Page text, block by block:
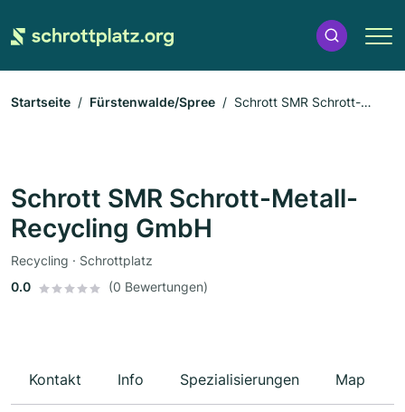
Startseite Fürstenwalde/Spree
Schrott SMR Schrott-
Schrott SMR Schrott-Metall-
Recycling GmbH
Recycling · Schrottplatz
0.0
(0 Bewertungen)
Kontakt Info Spezialisierungen Map